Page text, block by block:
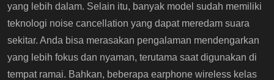
yang lebih dalam. Selain itu, banyak model sudah memiliki
teknologi noise cancellation yang dapat meredam suara
sekitar. Anda bisa merasakan pengalaman mendengarkan
yang lebih fokus dan nyaman, terutama saat digunakan di
tempat ramai. Bahkan, beberapa earphone wireless kelas